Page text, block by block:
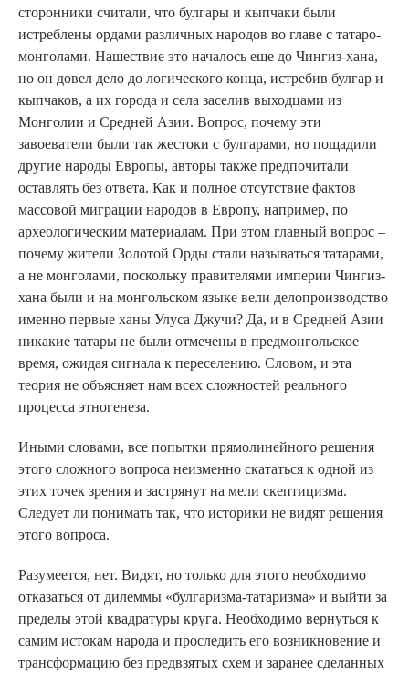
сторонники считали, что булгары и кыпчаки были
истреблены ордами различных народов во главе с татаро-
монголами. Нашествие это началось еще до Чингиз-хана,
но он довел дело до логического конца, истребив булгар и
кыпчаков, а их города и села заселив выходцами из
Монголии и Средней Азии. Вопрос, почему эти
завоеватели были так жестоки с булгарами, но пощадили
другие народы Европы, авторы также предпочитали
оставлять без ответа. Как и полное отсутствие фактов
массовой миграции народов в Европу, например, по
археологическим материалам. При этом главный вопрос –
почему жители Золотой Орды стали называться татарами,
а не монголами, поскольку правителями империи Чингиз-
хана были и на монгольском языке вели делопроизводство
именно первые ханы Улуса Джучи? Да, и в Средней Азии
никакие татары не были отмечены в предмонгольское
время, ожидая сигнала к переселению. Словом, и эта
теория не объясняет нам всех сложностей реального
процесса этногенеза.
Иными словами, все попытки прямолинейного решения
этого сложного вопроса неизменно скататься к одной из
этих точек зрения и застрянут на мели скептицизма.
Следует ли понимать так, что историки не видят решения
этого вопроса.
Разумеется, нет. Видят, но только для этого необходимо
отказаться от дилеммы «булгаризма-татаризма» и выйти за
пределы этой квадратуры круга. Необходимо вернуться к
самим истокам народа и проследить его возникновение и
трансформацию без предвзятых схем и заранее сделанных